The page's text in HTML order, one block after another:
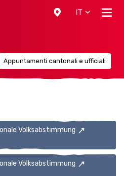
IT
Appuntamenti cantonali e ufficiali
Volksabstimmung
Volksabstimmung